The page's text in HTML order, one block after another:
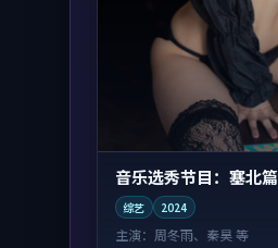
音乐选秀节目：塞北篇
综艺 2024
主演： 周冬雨、秦昊 等